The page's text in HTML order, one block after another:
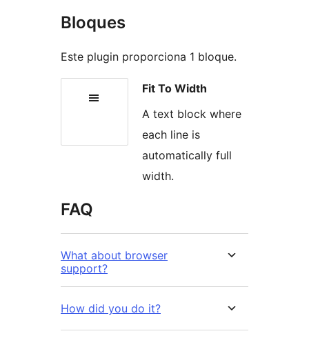
Bloques
Este plugin proporciona 1 bloque.
Fit To Width
A text block where
each line is
automatically full
width.
FAQ
What about browser
support?
How did you do it?